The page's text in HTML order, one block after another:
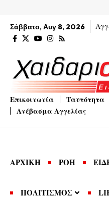
Σάββατο, Αυγ 8, 2026
Επικοινωνία
Ταυτότητα
Ανέβασμα Αγγελίας
ΑΡΧΙΚΗ ΡΟΗ
ΠΟΛΙΤΙΣΜΟΣ